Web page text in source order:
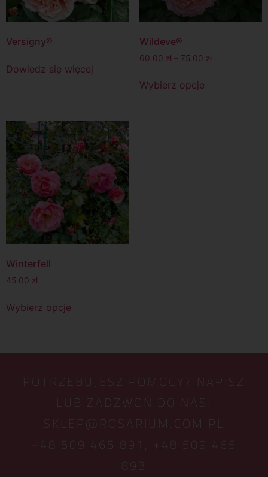
Versigny®
Dowiedz się więcej
Wildeve®
60.00 zł – 75.00 zł
Wybierz opcje
Winterfell
45.00 zł
Wybierz opcje
POTRZEBUJESZ POMOCY? NAPISZ
LUB ZADZWOŃ DO NAS!
SKLEP@ROSARIUM.COM.PL
+48 509 465 891,
+48 509 465
893